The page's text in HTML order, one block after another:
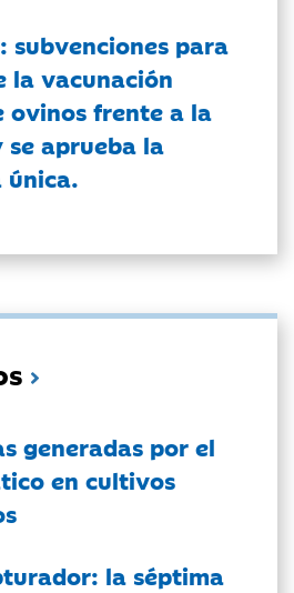
subvenciones para
la vacunación
ovinos frente a la
aprueba la
única.
generadas por el
en cultivos
la séptima